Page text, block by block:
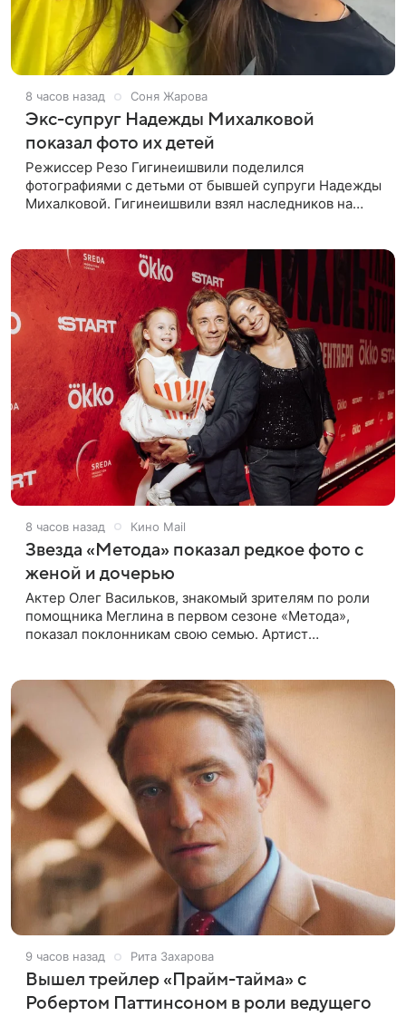
8 часов назад Соня Жарова
Экс-супруг Надежды Михалковой
показал фото их детей
Режиссер Резо Гигинеишвили поделился
фотографиями с детьми от бывшей супруги Надежды
Михалковой. Гигинеишвили взял наследников на
8 часов назад Кино Mail
Звезда «Метода» показал редкое фото с
женой и дочерью
Актер Олег Васильков, знакомый зрителям по роли
помощника Меглина в первом сезоне «Метода»,
показал поклонникам свою семью. Артист
9 часов назад Рита Захарова
Вышел трейлер «Прайм-тайма» с
Робертом Паттинсоном в роли ведущего